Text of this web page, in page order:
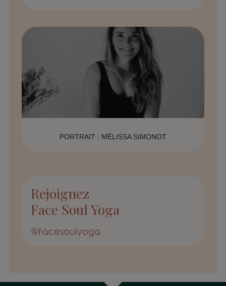
PORTRAIT : MÉLISSA SIMONOT
Rejoignez
Face Soul Yoga
@facesoulyoga